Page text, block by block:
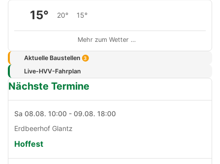
15° 20° 15°
Mehr zum Wetter …
Aktuelle Baustellen 3
Live-HVV-Fahrplan
Nächste Termine
Sa 08.08. 10:00 - 09.08. 18:00
Erdbeerhof Glantz
Hoffest